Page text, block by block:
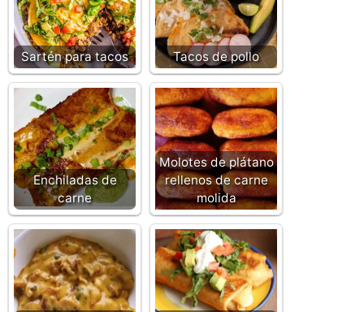
Sartén para tacos Tacos de pollo
Enchiladas de
carne
Molotes de plátano
rellenos de carne
molida